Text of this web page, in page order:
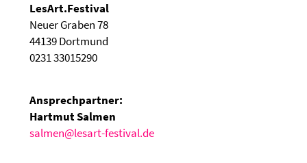
LesArt.Festival
Neuer Graben 78
44139 Dortmund
0231 33015290
Ansprechpartner:
Hartmut Salmen
salmen@lesart-festival.de